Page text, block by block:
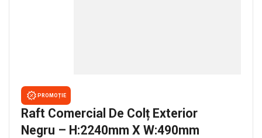
PROMOȚIE
Raft Comercial De Colț Exterior
Negru – H:2240mm X W:490mm